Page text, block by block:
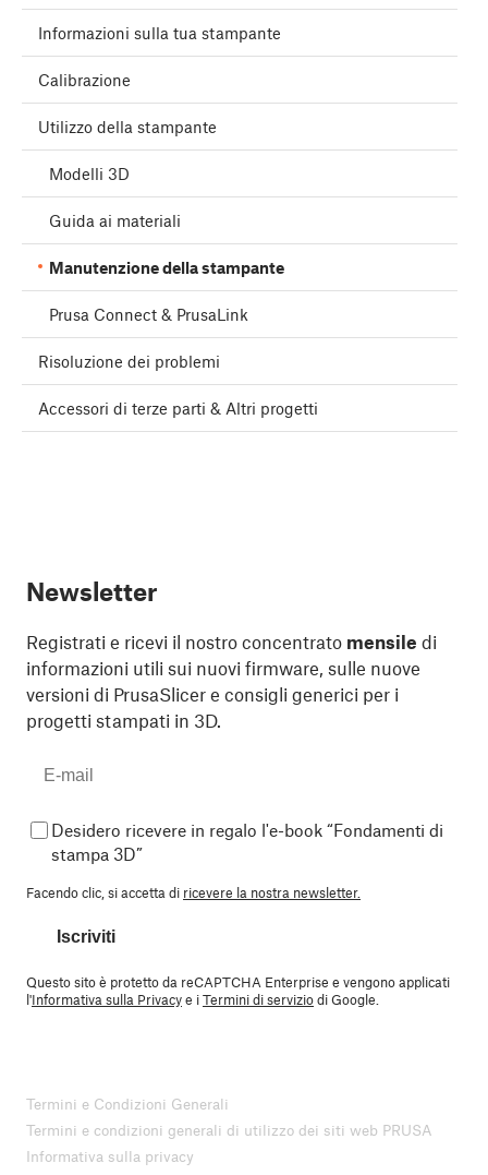
Informazioni sulla tua stampante
Calibrazione
Utilizzo della stampante
Modelli 3D
Guida ai materiali
Manutenzione della stampante
Prusa Connect & PrusaLink
Risoluzione dei problemi
Accessori di terze parti & Altri progetti
Newsletter
Registrati e ricevi il nostro concentrato mensile di
informazioni utili sui nuovi firmware, sulle nuove
versioni di PrusaSlicer e consigli generici per i
progetti stampati in 3D.
Desidero ricevere in regalo l'e-book “Fondamenti di
stampa 3D”
Facendo clic, si accetta di ricevere la nostra newsletter.
Iscriviti
Questo sito è protetto da reCAPTCHA Enterprise e vengono applicati
l'Informativa sulla Privacye iTermini di serviziodi Google.
Termini e Condizioni Generali
Termini e condizioni generali di utilizzo dei siti web PRUSA
Informativa sulla privacy